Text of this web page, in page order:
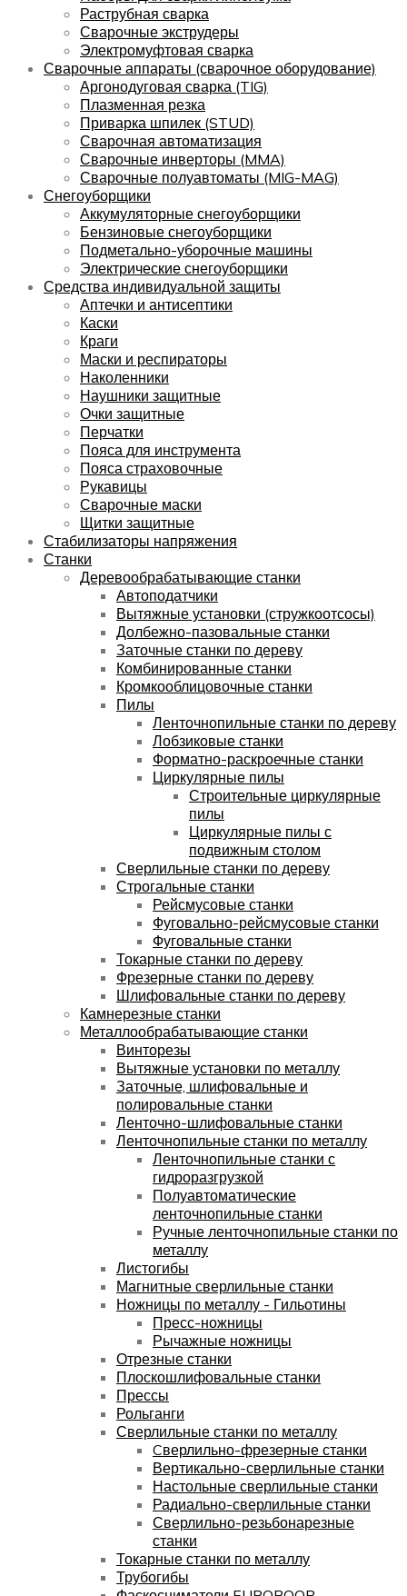
Раструбная сварка
Сварочные экструдеры
Электромуфтовая сварка
Сварочные аппараты (сварочное оборудование)
Аргонодуговая сварка (TIG)
Плазменная резка
Приварка шпилек (STUD)
Сварочная автоматизация
Сварочные инверторы (MMA)
Сварочные полуавтоматы (MIG-MAG)
Снегоуборщики
Аккумуляторные снегоуборщики
Бензиновые снегоуборщики
Подметально-уборочные машины
Электрические снегоуборщики
Средства индивидуальной защиты
Аптечки и антисептики
Каски
Краги
Маски и респираторы
Наколенники
Наушники защитные
Очки защитные
Перчатки
Пояса для инструмента
Пояса страховочные
Рукавицы
Сварочные маски
Щитки защитные
Стабилизаторы напряжения
Станки
Деревообрабатывающие станки
Автоподатчики
Вытяжные установки (стружкоотсосы)
Долбежно-пазовальные станки
Заточные станки по дереву
Комбинированные станки
Кромкооблицовочные станки
Пилы
Ленточнопильные станки по дереву
Лобзиковые станки
Форматно-раскроечные станки
Циркулярные пилы
Строительные циркулярные
пилы
Циркулярные пилы с
подвижным столом
Сверлильные станки по дереву
Строгальные станки
Рейсмусовые станки
Фуговально-рейсмусовые станки
Фуговальные станки
Токарные станки по дереву
Фрезерные станки по дереву
Шлифовальные станки по дереву
Камнерезные станки
Металлообрабатывающие станки
Винторезы
Вытяжные установки по металлу
Заточные, шлифовальные и
полировальные станки
Ленточно-шлифовальные станки
Ленточнопильные станки по металлу
Ленточнопильные станки с
гидроразгрузкой
Полуавтоматические
ленточнопильные станки
Ручные ленточнопильные станки по
металлу
Листогибы
Магнитные сверлильные станки
Ножницы по металлу - Гильотины
Пресс-ножницы
Рычажные ножницы
Отрезные станки
Плоскошлифовальные станки
Прессы
Рольганги
Сверлильные станки по металлу
Cверлильно-фрезерные станки
Вертикально-сверлильные станки
Настольные сверлильные станки
Радиально-сверлильные станки
Сверлильно-резьбонарезные
станки
Токарные станки по металлу
Трубогибы